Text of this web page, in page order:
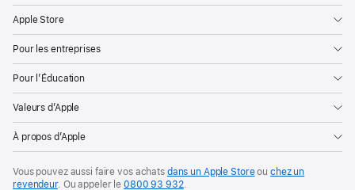
Apple Store
Pour les entreprises
Pour l’Éducation
Valeurs d’Apple
À propos d’Apple
Vous pouvez aussi faire vos achats dans un Apple Storeouchez un
revendeur. Ouappeler le0800 93 932.